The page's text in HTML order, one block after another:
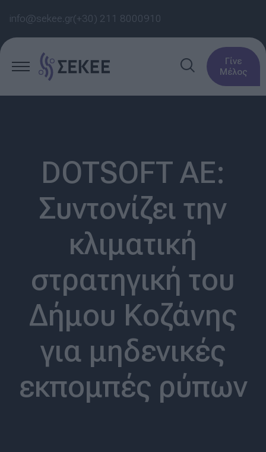
info@sekee.gr(+30) 211 8000910
Γίνε
Μέλος
DOTSOFT AE:
Συντονίζει την
κλιματική
στρατηγική του
Δήμου Κοζάνης
για μηδενικές
εκπομπές ρύπων